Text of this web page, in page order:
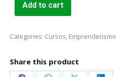
Add to cart
Categories: Cursos, Emprenderismo
Share this product